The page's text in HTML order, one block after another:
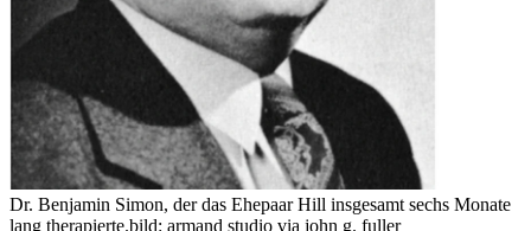
Dr. Benjamin Simon, der das Ehepaar Hill insgesamt sechs Monate
lang therapierte.bild: armand studio via john g. fuller